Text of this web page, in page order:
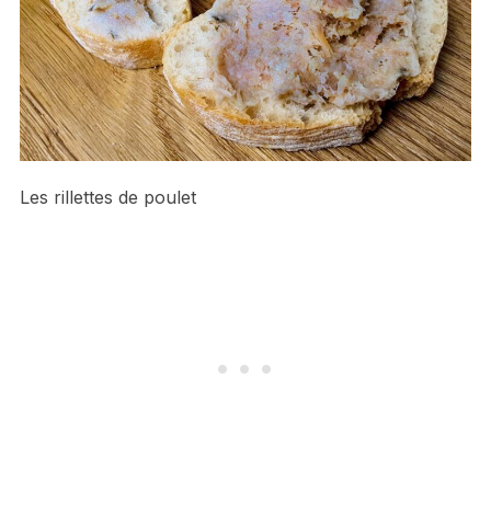
Les rillettes de poulet